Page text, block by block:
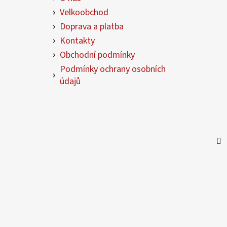
Velkoobchod
Doprava a platba
Kontakty
Obchodní podmínky
Podmínky ochrany osobních
údajů